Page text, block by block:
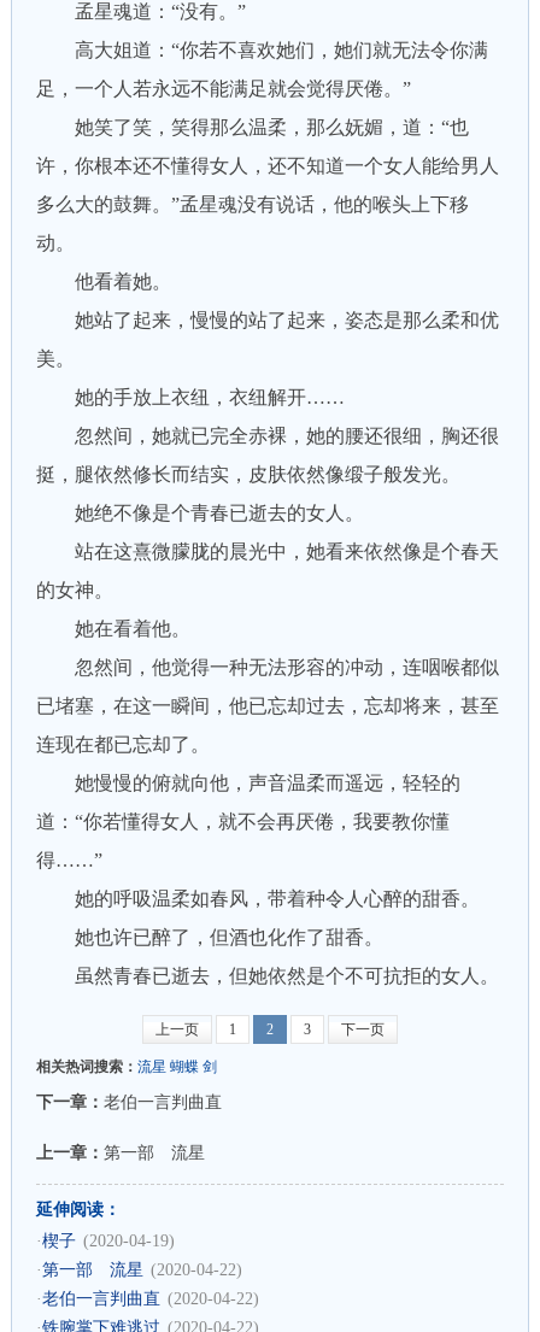
孟星魂道：“没有。”
高大姐道：“你若不喜欢她们，她们就无法令你满
足，一个人若永远不能满足就会觉得厌倦。”
她笑了笑，笑得那么温柔，那么妩媚，道：“也
许，你根本还不懂得女人，还不知道一个女人能给男人
多么大的鼓舞。”孟星魂没有说话，他的喉头上下移
动。
他看着她。
她站了起来，慢慢的站了起来，姿态是那么柔和优
美。
她的手放上衣纽，衣纽解开……
忽然间，她就已完全赤裸，她的腰还很细，胸还很
挺，腿依然修长而结实，皮肤依然像缎子般发光。
她绝不像是个青春已逝去的女人。
站在这熹微朦胧的晨光中，她看来依然像是个春天
的女神。
她在看着他。
忽然间，他觉得一种无法形容的冲动，连咽喉都似
已堵塞，在这一瞬间，他已忘却过去，忘却将来，甚至
连现在都已忘却了。
她慢慢的俯就向他，声音温柔而遥远，轻轻的
道：“你若懂得女人，就不会再厌倦，我要教你懂
得……”
她的呼吸温柔如春风，带着种令人心醉的甜香。
她也许已醉了，但酒也化作了甜香。
虽然青春已逝去，但她依然是个不可抗拒的女人。
上一页 1 2 3 下一页
相关热词搜索： 流星 蝴蝶 剑
下一章： 老伯一言判曲直
上一章： 第一部 流星
延伸阅读：
·楔子 (2020-04-19)
·第一部 流星 (2020-04-22)
·老伯一言判曲直 (2020-04-22)
·铁腕掌下难逃过 (2020-04-22)